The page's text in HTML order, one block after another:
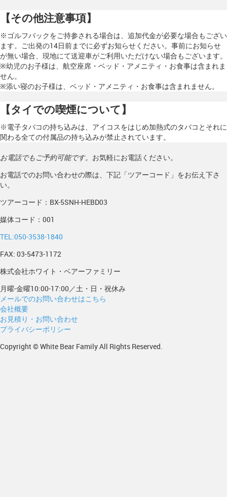
【その他注意事項】
※ゴルフバックをご持参される場合は、追加代金が必要な場合もござい
ます。ご出発の14日前までに必ずお知らせください。事前にお知らせ
が無い場合、現地にて送迎車がご利用いただけない場合もございます。
※幼児のお子様は、航空座席・ベッド・アメニティ・お食事は含まれま
せん。
※添い寝のお子様は、ベッド・アメニティ・お食事は含まれません。
【タイでの喫煙について】
※電子タバコの持ち込みは、アイコスをはじめ加熱式のタバコとそれに
関わる全ての付属品の持ち込みが禁止されています。
お電話でもご予約可能です。 お気軽にお電話ください。
お電話でのお問い合わせの際は、下記「ツアーコード」をお伝え下さ
い。
ツアーコード：BX-5SNH-HEBD03
媒体コード：001
TEL:050-3538-1840
FAX: 03-5473-1172
株式会社ホワイト・ベアーファミリー
月曜-金曜10:00-17:00／土・日・祝休み
メールでのお問い合わせはこちら
会社概要
お見積り・お問い合わせ
プライバシーポリシー
Copyright © White Bear Family All Rights Reserved.